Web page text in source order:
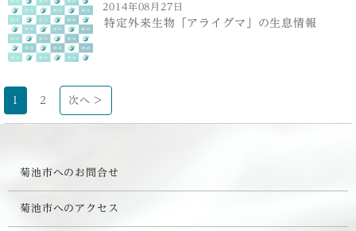
2014年08月27日
特定外来生物「アライグマ」の生息情報
2 次へ >
菊池市へのお問合せ
菊池市へのアクセス